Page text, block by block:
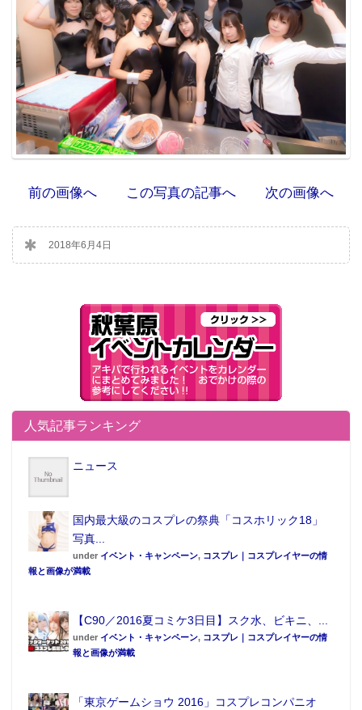
前の画像へ この写真の記事へ 次の画像へ
2018年6月4日
人気記事ランキング
ニュース
国内最大級のコスプレの祭典「コスホリック18」
写真...
under イベント・キャンペーン, コスプレ｜コスプレイヤーの情
報と画像が満載
【C90／2016夏コミケ3日目】スク水、ビキニ、...
under イベント・キャンペーン, コスプレ｜コスプレイヤーの情
報と画像が満載
「東京ゲームショウ 2016」コスプレコンパニオ